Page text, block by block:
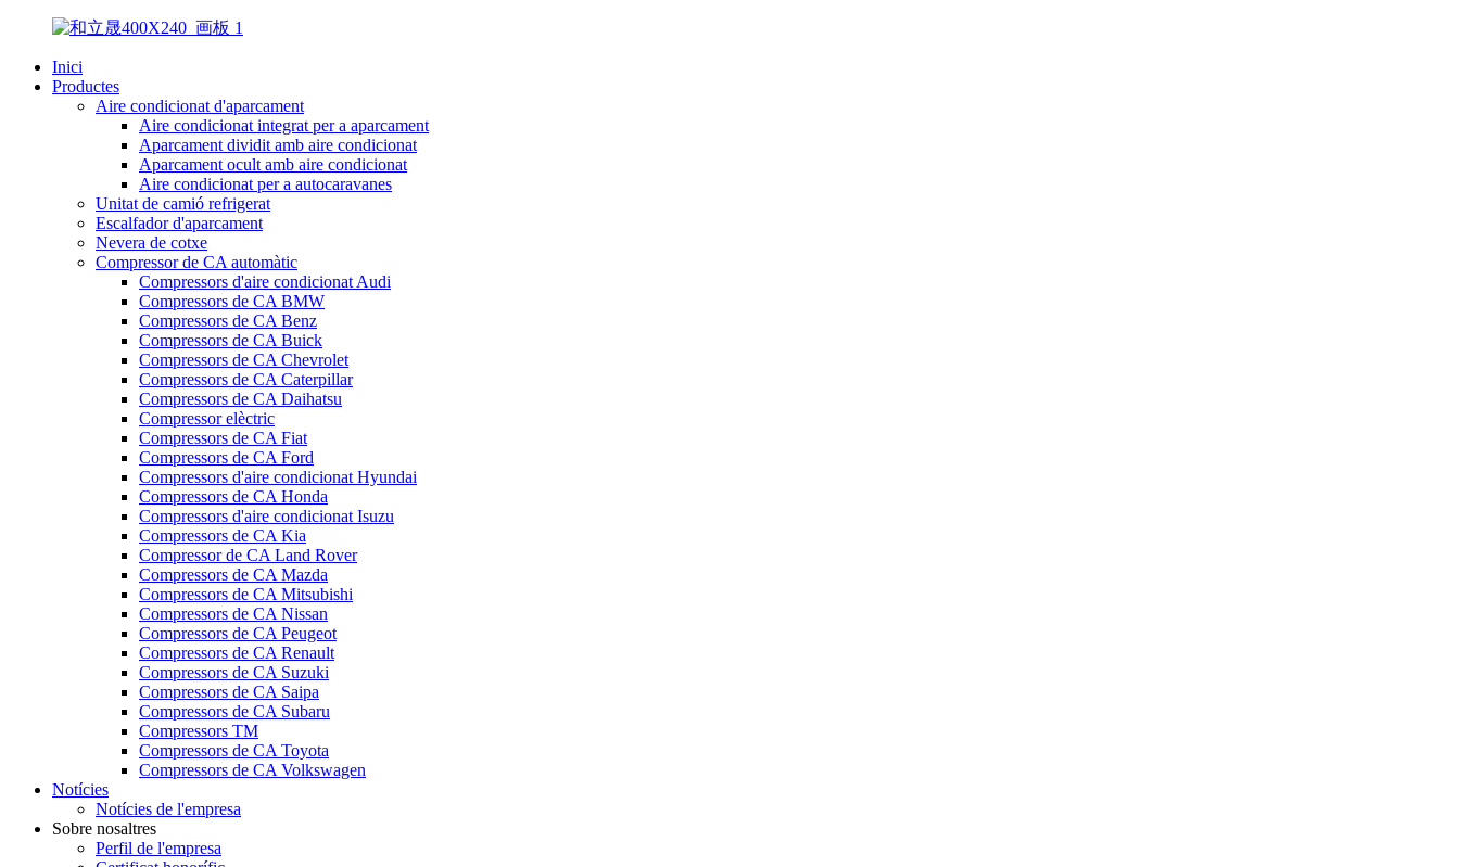
Inici
Productes
Aire condicionat d'aparcament
Aire condicionat integrat per a aparcament
Aparcament dividit amb aire condicionat
Aparcament ocult amb aire condicionat
Aire condicionat per a autocaravanes
Unitat de camió refrigerat
Escalfador d'aparcament
Nevera de cotxe
Compressor de CA automàtic
Compressors d'aire condicionat Audi
Compressors de CA BMW
Compressors de CA Benz
Compressors de CA Buick
Compressors de CA Chevrolet
Compressors de CA Caterpillar
Compressors de CA Daihatsu
Compressor elèctric
Compressors de CA Fiat
Compressors de CA Ford
Compressors d'aire condicionat Hyundai
Compressors de CA Honda
Compressors d'aire condicionat Isuzu
Compressors de CA Kia
Compressor de CA Land Rover
Compressors de CA Mazda
Compressors de CA Mitsubishi
Compressors de CA Nissan
Compressors de CA Peugeot
Compressors de CA Renault
Compressors de CA Suzuki
Compressors de CA Saipa
Compressors de CA Subaru
Compressors TM
Compressors de CA Toyota
Compressors de CA Volkswagen
Notícies
Notícies de l'empresa
Sobre nosaltres
Perfil de l'empresa